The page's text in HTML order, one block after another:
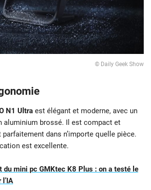
© Daily Geek Show
N1 Ultra est élégant et moderne, avec un
aluminium brossé. Il est compact et
parfaitement dans n’importe quelle pièce.
est excellente.
du mini pc GMKtec K8 Plus : on a testé le